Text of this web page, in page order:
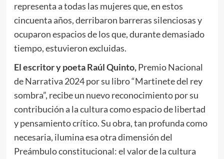
representa a todas las mujeres que, en estos
cincuenta años, derribaron barreras silenciosas y
ocuparon espacios de los que, durante demasiado
tiempo, estuvieron excluidas.
El escritor y poeta Raúl Quinto,Premio Nacional
de Narrativa 2024 por su libro “Martinete del rey
sombra”, recibe un nuevo reconocimiento por su
contribución a la cultura como espacio de libertad
y pensamiento crítico. Su obra, tan profunda como
necesaria, ilumina esa otra dimensión del
Preámbulo constitucional: el valor de la cultura